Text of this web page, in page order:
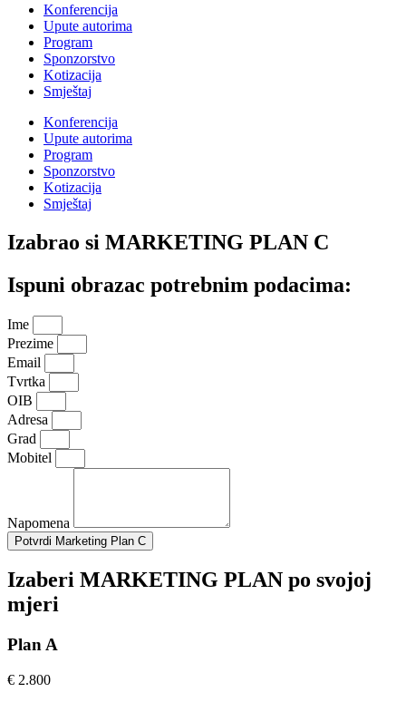
Konferencija
Upute autorima
Program
Sponzorstvo
Kotizacija
Smještaj
Konferencija
Upute autorima
Program
Sponzorstvo
Kotizacija
Smještaj
Izabrao si MARKETING PLAN C
Ispuni obrazac potrebnim podacima:
Ime
Prezime
Email
Tvrtka
OIB
Adresa
Grad
Mobitel
Napomena
Potvrdi Marketing Plan C
Izaberi MARKETING PLAN po svojoj
mjeri
Plan A
€ 2.800